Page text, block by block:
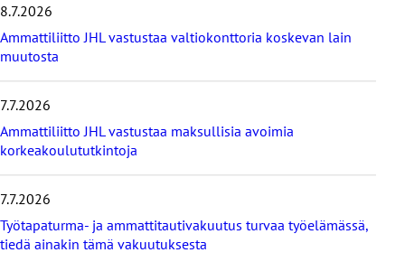
i
s
i
ä
t
u
u
t
i
e
t
8.7.2026
Ammattiliitto JHL vastustaa valtiokonttoria koskevan lain
muutosta
7.7.2026
Ammattiliitto JHL vastustaa maksullisia avoimia
korkeakoulututkintoja
7.7.2026
Työtapaturma- ja ammattitautivakuutus turvaa työelämässä,
tiedä ainakin tämä vakuutuksesta